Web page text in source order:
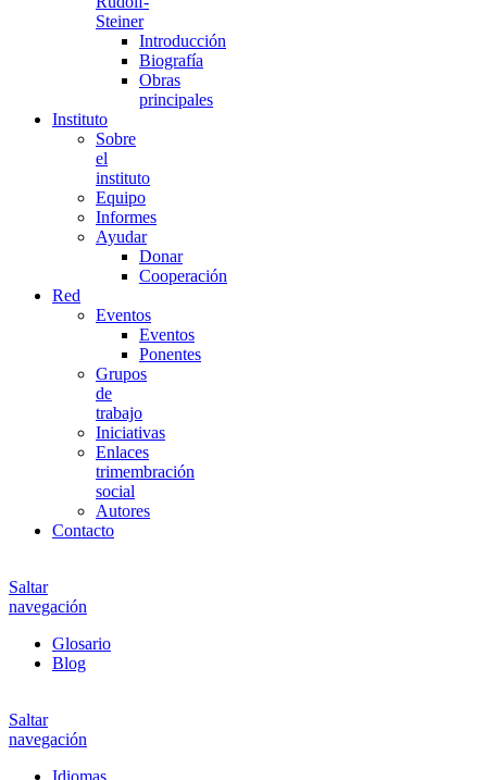
Steiner
Introducción
Biografía
Obras
principales
Instituto
Sobre
el
instituto
Equipo
Informes
Ayudar
Donar
Cooperación
Red
Eventos
Eventos
Ponentes
Grupos
de
trabajo
Iniciativas
Enlaces
trimembración
social
Autores
Contacto
Saltar
navegación
Glosario
Blog
Saltar
navegación